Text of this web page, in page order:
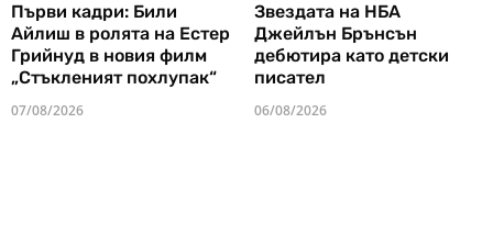
Първи кадри: Били
Айлиш в ролята на Естер
Грийнуд в новия филм
„Стъкленият похлупак“
07/08/2026
Звездата на НБА
Джейлън Брънсън
дебютира като детски
писател
06/08/2026